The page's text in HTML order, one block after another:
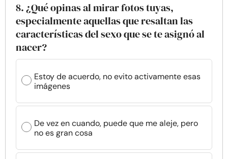
8. ¿Qué opinas al mirar fotos tuyas,
especialmente aquellas que resaltan las
características del sexo que se te asignó al
nacer?
Estoy de acuerdo, no evito activamente esas
imágenes
De vez en cuando, puede que me aleje, pero
no es gran cosa